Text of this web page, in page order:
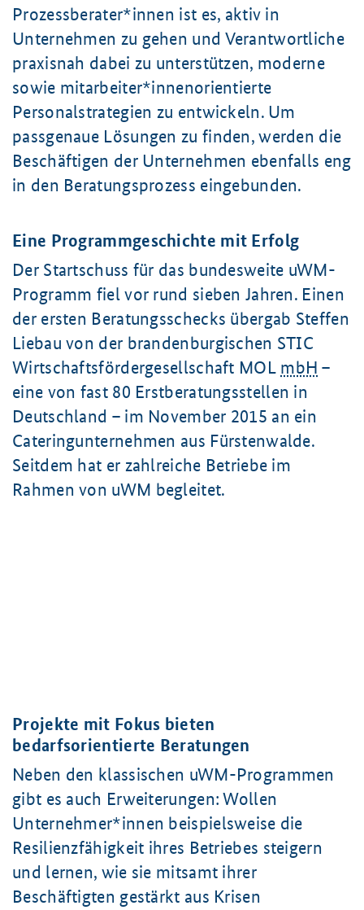
Prozessberater*innen ist es, aktiv in
Unternehmen zu gehen und Verantwortliche
praxisnah dabei zu unterstützen, moderne
sowie mitarbeiter*innenorientierte
Personalstrategien zu entwickeln. Um
passgenaue Lösungen zu finden, werden die
Beschäftigen der Unternehmen ebenfalls eng
in den Beratungsprozess eingebunden.
Eine Programmgeschichte mit Erfolg
Der Startschuss für das bundesweite uWM-
Programm fiel vor rund sieben Jahren. Einen
der ersten Beratungsschecks übergab Steffen
Liebau von der brandenburgischen STIC
Wirtschaftsfördergesellschaft MOL mbH –
eine von fast 80 Erstberatungsstellen in
Deutschland – im November 2015 an ein
Cateringunternehmen aus Fürstenwalde.
Seitdem hat er zahlreiche Betriebe im
Rahmen von uWM begleitet.
Projekte mit Fokus bieten
bedarfsorientierte Beratungen
Neben den klassischen uWM-Programmen
gibt es auch Erweiterungen: Wollen
Unternehmer*innen beispielsweise die
Resilienzfähigkeit ihres Betriebes steigern
und lernen, wie sie mitsamt ihrer
Beschäftigten gestärkt aus Krisen